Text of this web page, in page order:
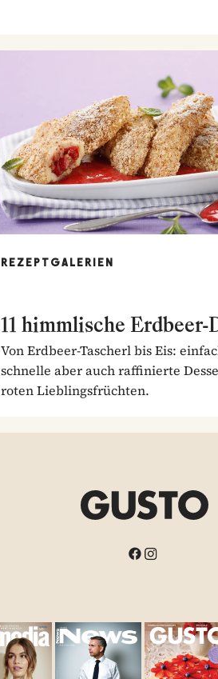
REZEPTGALERIEN
11 himmlische Erdbeer-
Von Erdbeer-Tascherl bis Eis:
schnelle aber auch raffinierte
roten Lieblingsfrüchten.